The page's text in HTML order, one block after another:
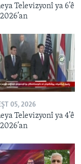
Televizyonî ya 6’ê
05, 2026
Televizyonî ya 4’ê